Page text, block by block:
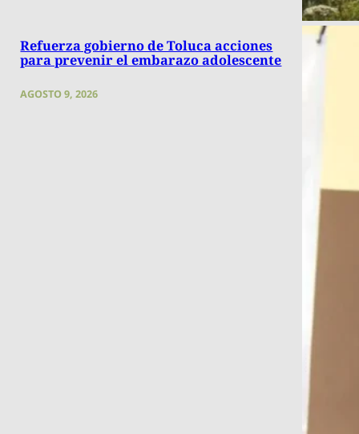
Refuerza gobierno de Toluca acciones
para prevenir el embarazo adolescente
AGOSTO 9, 2026